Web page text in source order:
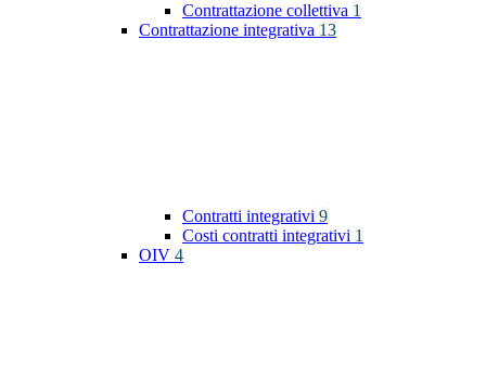
Contrattazione collettiva 1
Contrattazione integrativa 13
Contratti integrativi 9
Costi contratti integrativi 1
OIV 4